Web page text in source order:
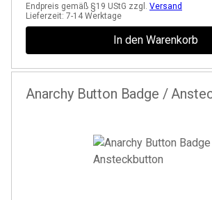
Endpreis gemäß §19 UStG zzgl. Versand
Lieferzeit: 7-14 Werktage
In den Warenkorb
Anarchy Button Badge /